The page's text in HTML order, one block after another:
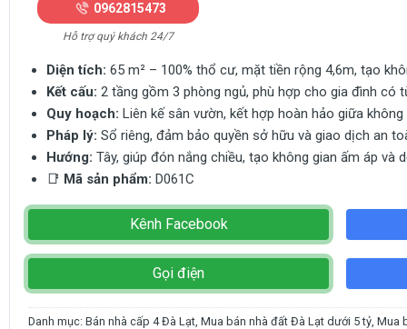
0962815473
Hỗ trợ quý khách 24/7
Diện tích: 65 m² – 100% thổ cư, mặt tiền rộng 4,6m, tạo
Kết cấu: 2 tầng gồm 3 phòng ngủ, phù hợp cho gia đình có
Quy hoạch: Liên kế sân vườn, kết hợp hoàn hảo giữa
Pháp lý: Sổ riêng, đảm bảo quyền sở hữu và giao dịch an
Hướng: Tây, giúp đón nắng chiều, tạo không gian ấm áp và
📑 Mã sản phẩm: D061C
Kênh Facebook
Gọi điện
Danh mục:Bán nhà cấp 4 Đà Lạt ,Mua bán nhà đất Đà Lạt dưới 5 tỷ ,Mua